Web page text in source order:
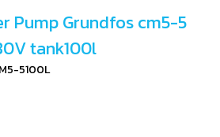
Pump Grundfos cm5-5
tank100l
5100L